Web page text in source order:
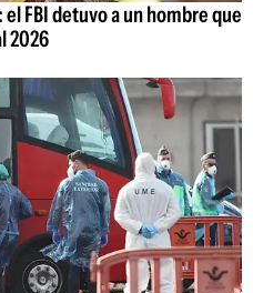
FBI detuvo a un hombre que
2026